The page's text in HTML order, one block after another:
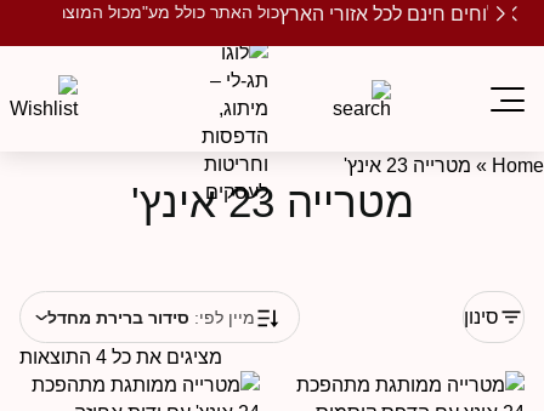
חינם לכל אזורי הארץכול האתר כולל מע"מכול המוצרים
»מטרייה 23 אינץ'
מטרייה 23 אינץ'
מציגים את כל ⁦4⁩ התוצאות
סינון מיין לפי:סידור ברירת מחדל